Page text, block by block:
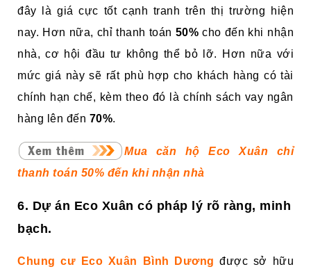
đây là giá cực tốt cạnh tranh trên thị trường hiện
nay. Hơn nữa, chỉ thanh toán 50% cho đến khi nhận
nhà, cơ hội đầu tư không thể bỏ lỡ. Hơn nữa với
mức giá này sẽ rất phù hợp cho khách hàng có tài
chính hạn chế, kèm theo đó là chính sách vay ngân
hàng lên đến 70%.
Mua căn hộ Eco Xuân chỉ
thanh toán 50% đến khi nhận nhà
6. Dự án Eco Xuân có pháp lý rõ ràng, minh
bạch.
Chung cư Eco Xuân Bình Dương được sở hữu